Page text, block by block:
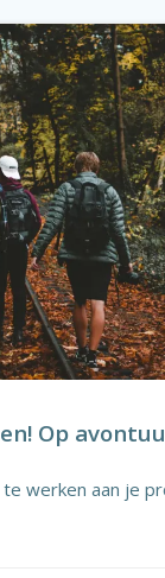
Op
werken aan je